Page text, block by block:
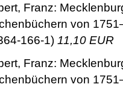
Franz:
von
166-1) 11,10 EUR
Franz:
von